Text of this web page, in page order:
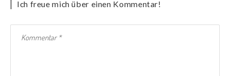
Ich freue mich über einen Kommentar!